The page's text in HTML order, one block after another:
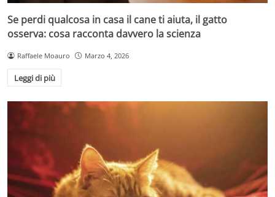
Se perdi qualcosa in casa il cane ti aiuta, il gatto
osserva: cosa racconta davvero la scienza
Raffaele Moauro Marzo 4, 2026
Leggi di più